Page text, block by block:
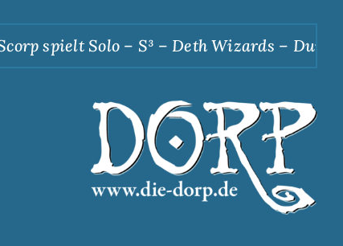
spielt Solo – S³ – Deth Wizards – Dunkle